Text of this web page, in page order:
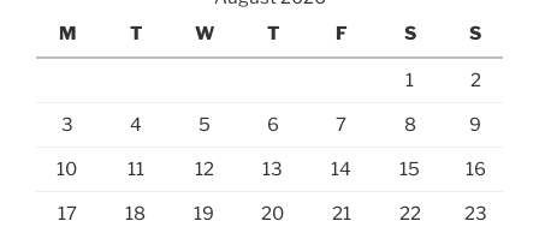
M
T W T F S S
1 2
3 4 5 6 7 8 9
10 11 12 13 14 15 16
17 18 19 20 21 22 23